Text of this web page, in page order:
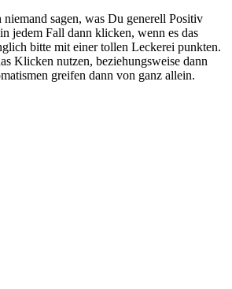
sagen, was Du generell Positiv
jedem Fall dann klicken, wenn es das
bitte mit einer tollen Leckerei punkten.
Klicken nutzen, beziehungsweise dann
greifen dann von ganz allein.